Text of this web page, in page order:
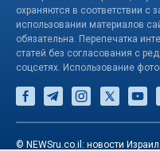
охраняются в соответствии с
использовании материалов
обязательна. Перепечатка
статей без согласования с
соцсетях. Использование
© NEWSru.co.il: новости